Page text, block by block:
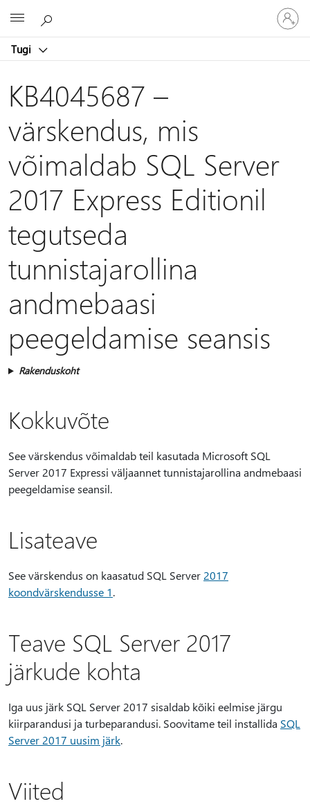
Tugi
Logige
sisse
oma
KB4045687 –
värskendus, mis
võimaldab SQL Server
2017 Express Editionil
tegutseda
tunnistajarollina
andmebaasi
peegeldamise seansis
Rakenduskoht
Kokkuvõte
See värskendus võimaldab teil kasutada Microsoft SQL
Server 2017 Expressi väljaannet tunnistajarollina andmebaasi
peegeldamise seansil.
Lisateave
See värskendus on kaasatud SQL Server 2017
koondvärskendusse 1.
Teave SQL Server 2017
järkude kohta
Iga uus järk SQL Server 2017 sisaldab kõiki eelmise järgu
kiirparandusi ja turbeparandusi. Soovitame teil installida SQL
Server 2017 uusim järk.
Viited